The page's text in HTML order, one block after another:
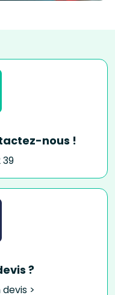
nous !
39
?
>